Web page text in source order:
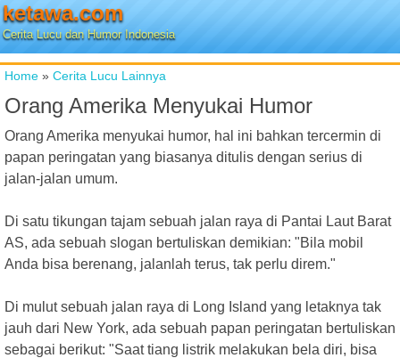
ketawa.com
Cerita Lucu dan Humor Indonesia
Home » Cerita Lucu Lainnya
Orang Amerika Menyukai Humor
Orang Amerika menyukai humor, hal ini bahkan tercermin di
papan peringatan yang biasanya ditulis dengan serius di
jalan-jalan umum.
Di satu tikungan tajam sebuah jalan raya di Pantai Laut Barat
AS, ada sebuah slogan bertuliskan demikian: "Bila mobil
Anda bisa berenang, jalanlah terus, tak perlu direm."
Di mulut sebuah jalan raya di Long Island yang letaknya tak
jauh dari New York, ada sebuah papan peringatan bertuliskan
sebagai berikut: "Saat tiang listrik melakukan bela diri, bisa